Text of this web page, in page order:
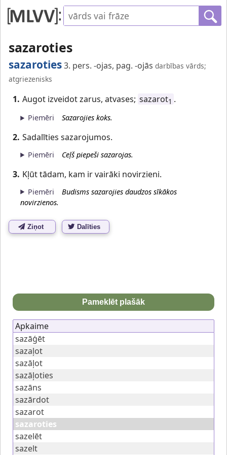
sazaroties
sazaroties3. pers. -ojas, pag. -ojās darbības vārds;
atgriezenisks
1. Augot izveidot zarus, atvases; sazarot1 .
Piemēri Sazarojies koks.
2. Sadalīties sazarojumos.
Piemēri Ceļš piepeši sazarojas.
3. Kļūt tādam, kam ir vairāki novirzieni.
Piemēri
Budisms sazarojies daudzos sīkākos
novirzienos.
Ziņot Dalīties
Pameklēt plašāk
Apkaime
sazāģēt
sazaļot
sazāļot
sazāļoties
sazāns
sazārdot
sazarot
sazaroties
sazelēt
sazelt